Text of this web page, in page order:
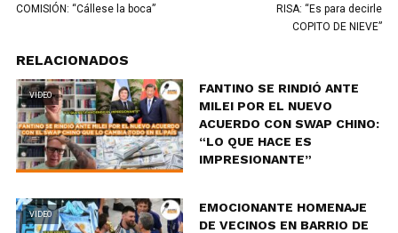
COMISIÓN: “Cállese la boca”
RISA: “Es para decirle
COPITO DE NIEVE”
RELACIONADOS
VIDEO
FANTINO SE RINDIÓ ANTE
MILEI POR EL NUEVO
ACUERDO CON SWAP CHINO:
“LO QUE HACE ES
IMPRESIONANTE”
VIDEO
EMOCIONANTE HOMENAJE
DE VECINOS EN BARRIO DE